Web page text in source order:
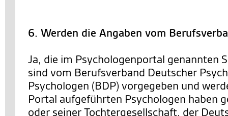
6. Werden die Angaben vom
Ja, die im Psychologenportal genannten
sind vom Berufsverband Deutscher
Psychologen (BDP) vorgegeben und
Portal aufgeführten Psychologen haben
oder seiner Tochtergesellschaft, der